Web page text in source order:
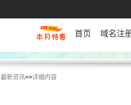
首页 域名注
最新资讯>>详细内容